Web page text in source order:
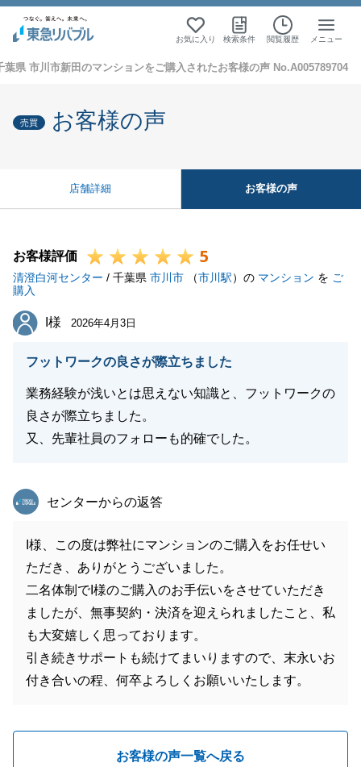
お気に入り 検索条件 閲覧履歴 メニュー
葉県 市川市新田のマンションをご購入されたお客様の声 No.A005789704
売買 お客様の声
店舗詳細 お客様の声
お客様評価 5
清澄白河センター / 千葉県 市川市 （市川駅）の マンション を ご
購入
I様
I様 2026年4月3日
フットワークの良さが際立ちました
業務経験が浅いとは思えない知識と、フットワークの
良さが際立ちました。
又、先輩社員のフォローも的確でした。
東急リバブル
センターからの返答
I様、この度は弊社にマンションのご購入をお任せい
ただき、ありがとうございました。
二名体制でI様のご購入のお手伝いをさせていただき
ましたが、無事契約・決済を迎えられましたこと、私
も大変嬉しく思っております。
引き続きサポートも続けてまいりますので、末永いお
付き合いの程、何卒よろしくお願いいたします。
お客様の声一覧へ戻る